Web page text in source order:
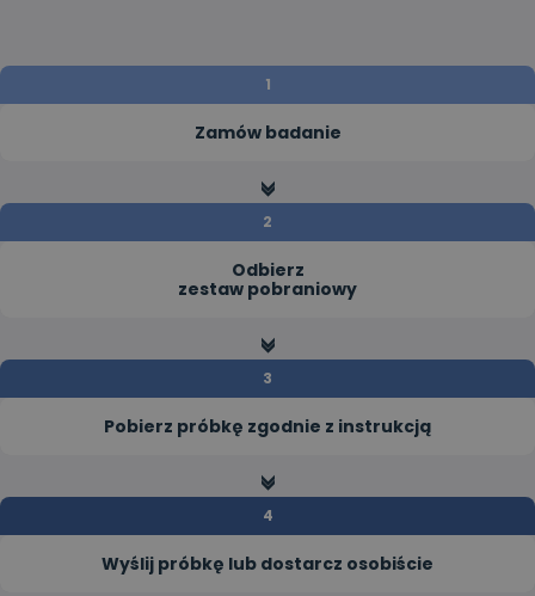
Zamów badanie
>>
Odbierz
zestaw pobraniowy
>>
Pobierz próbkę zgodnie z instrukcją
>>
Wyślij próbkę lub dostarcz osobiście